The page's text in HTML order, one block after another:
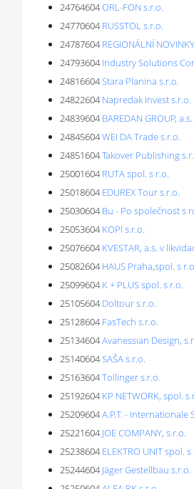
24764604ORL-FON s.r.o.
24770604 RUSSTOL s.r.o.
24787604 REGIONÁLNÍ
24793604 Industry Solutions
24816604Stara Planina s.r.o.
24822604 Napredak Invest s.r.o.
24839604 BAREDAN GROUP, a.s.
24845604WEI DA Trade s.r.o.
24851604Takover Publishing
25001604 RUTA spol. s r.o.
25018604 EDUREX Tour s.r.o.
25030604 Bu - Po společnost s
25053604 KOPI s.r.o.
25076604 KVESTAR, a.s. v
25082604 HAUS Praha,spol. s
25099604 K + PLUS spol. s r.o.
25105604 Doltour s.r.o.
25128604 FasTech s.r.o.
25134604Avanessian Design,
25140604SAŠA s.r.o.
25163604Tollinger s.r.o.
25192604 KP NETWORK, spol. s
25209604A.P.T. - Internationale
25221604 JOE COMPANY, s.r.o.
25238604 ELEKTRO UNIT spol. s
25244604 Jäger Gestellbau s.r.o.